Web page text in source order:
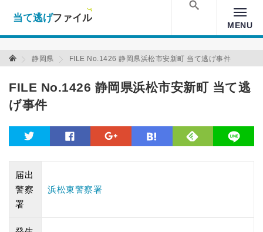
Warning: Undefined array key "amp" in
/home/xs157036/moon-
cross.com/public_html/wp/wp-content/themes/crossmastery-
MENU
当て逃げファイル 当て逃げファイル
静岡県 FILE No.1426 静岡県浜松市安新町 当て逃げ事件
FILE No.1426 静岡県浜松市安新町 当て逃
げ事件
facebook line
届出
警察
署
浜松東警察署